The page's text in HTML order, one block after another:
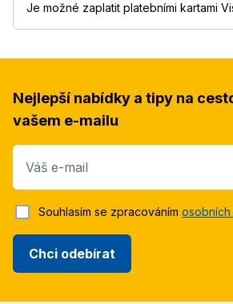
Je možné zaplatit platebními kartami
Nejlepší nabídky a tipy na
vašem e-mailu
Váš e-mail
Chci odebírat
Souhlasím se zpracováním osobních